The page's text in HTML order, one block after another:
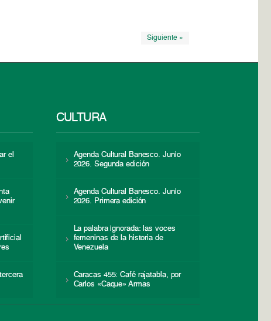
Siguiente »
el
CULTURA
Agenda Cultural Banesco. Junio
2026. Segunda edición
Agenda Cultural Banesco. Junio
2026. Primera edición
La palabra ignorada: las voces
femeninas de la historia de
Venezuela
Caracas 455: Café rajatabla, por
Carlos «Caque» Armas